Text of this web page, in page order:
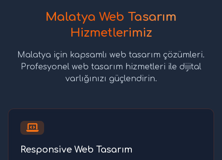
Malatya Web Tasarım
Hizmetlerimiz
Malatya için kapsamlı web tasarım çözümleri.
Profesyonel web tasarım hizmetleri ile dijital
varlığınızı güçlendirin.
Responsive Web Tasarım